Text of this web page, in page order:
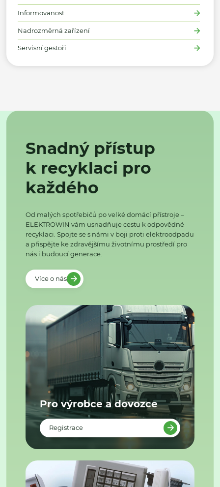
Informovanost
Nadrozměrná zařízení
Servisní gestoři
Snadný přístup
k recyklaci pro
každého
Od malých spotřebičů po velké domácí přístroje –
ELEKTROWIN vám usnadňuje cestu k odpovědné
recyklaci. Spojte se s námi v boji proti elektroodpadu
a přispějte ke zdravějšímu životnímu prostředí pro
nás i budoucí generace.
Více o nás
Pro výrobce a dovozce
Registrace